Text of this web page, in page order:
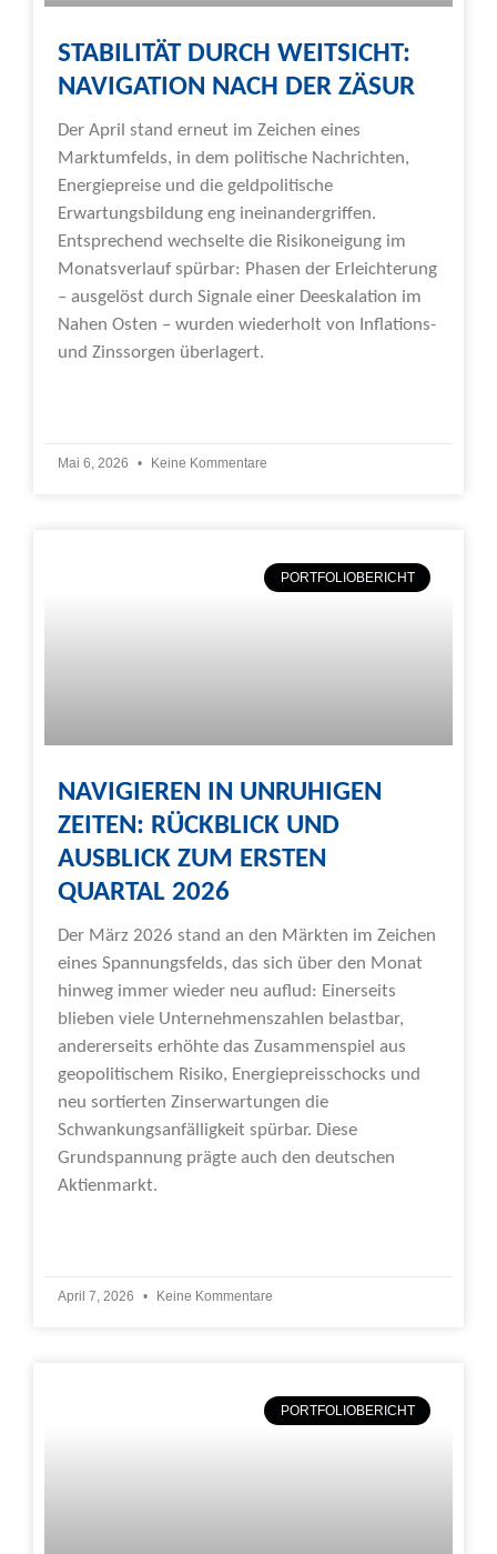
STABILITÄT DURCH WEITSICHT:
NAVIGATION NACH DER ZÄSUR
Der April stand erneut im Zeichen eines
Marktumfelds, in dem politische Nachrichten,
Energiepreise und die geldpolitische
Erwartungsbildung eng ineinandergriffen.
Entsprechend wechselte die Risikoneigung im
Monatsverlauf spürbar: Phasen der Erleichterung
– ausgelöst durch Signale einer Deeskalation im
Nahen Osten – wurden wiederholt von Inflations-
und Zinssorgen überlagert.
Mai 6, 2026 Keine Kommentare
PORTFOLIOBERICHT
NAVIGIEREN IN UNRUHIGEN
ZEITEN: RÜCKBLICK UND
AUSBLICK ZUM ERSTEN
QUARTAL 2026
Der März 2026 stand an den Märkten im Zeichen
eines Spannungsfelds, das sich über den Monat
hinweg immer wieder neu auflud: Einerseits
blieben viele Unternehmenszahlen belastbar,
andererseits erhöhte das Zusammenspiel aus
geopolitischem Risiko, Energiepreisschocks und
neu sortierten Zinserwartungen die
Schwankungsanfälligkeit spürbar. Diese
Grundspannung prägte auch den deutschen
Aktienmarkt.
April 7, 2026 Keine Kommentare
PORTFOLIOBERICHT